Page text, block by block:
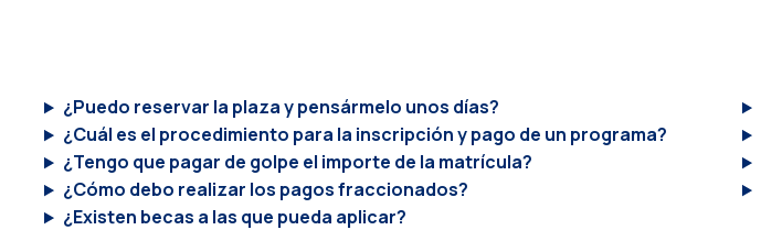
¿Puedo reservar la plaza y pensármelo unos días?
¿Cuál es el procedimiento para la inscripción y pago de un programa?
¿Tengo que pagar de golpe el importe de la matrícula?
¿Cómo debo realizar los pagos fraccionados?
¿Existen becas a las que pueda aplicar?